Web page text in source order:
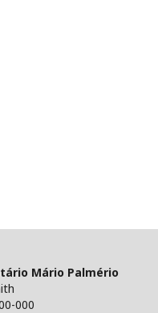
Mário Palmério
000